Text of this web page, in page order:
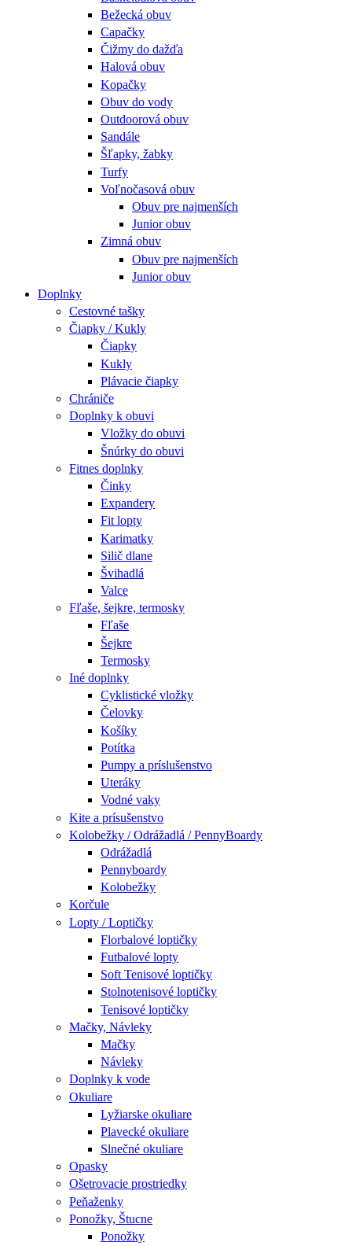
Bežecká obuv
Capačky
Čižmy do dažďa
Halová obuv
Kopačky
Obuv do vody
Outdoorová obuv
Sandále
Šľapky, žabky
Turfy
Voľnočasová obuv
Obuv pre najmenších
Junior obuv
Zimná obuv
Obuv pre najmenších
Junior obuv
Doplnky
Cestovné tašky
Čiapky / Kukly
Čiapky
Kukly
Plávacie čiapky
Chrániče
Doplnky k obuvi
Vložky do obuvi
Šnúrky do obuvi
Fitnes doplnky
Činky
Expandery
Fit lopty
Karimatky
Silič dlane
Švihadlá
Valce
Fľaše, šejkre, termosky
Fľaše
Šejkre
Termosky
Iné doplnky
Cyklistické vložky
Čelovky
Košíky
Potítka
Pumpy a príslušenstvo
Uteráky
Vodné vaky
Kite a prísušenstvo
Kolobežky / Odrážadlá / PennyBoardy
Odrážadlá
Pennyboardy
Kolobežky
Korčule
Lopty / Loptičky
Florbalové loptičky
Futbalové lopty
Soft Tenisové loptičky
Stolnotenisové loptičky
Tenisové loptičky
Mačky, Návleky
Mačky
Návleky
Doplnky k vode
Okuliare
Lyžiarske okuliare
Plavecké okuliare
Slnečné okuliare
Opasky
Ošetrovacie prostriedky
Peňaženky
Ponožky, Štucne
Ponožky